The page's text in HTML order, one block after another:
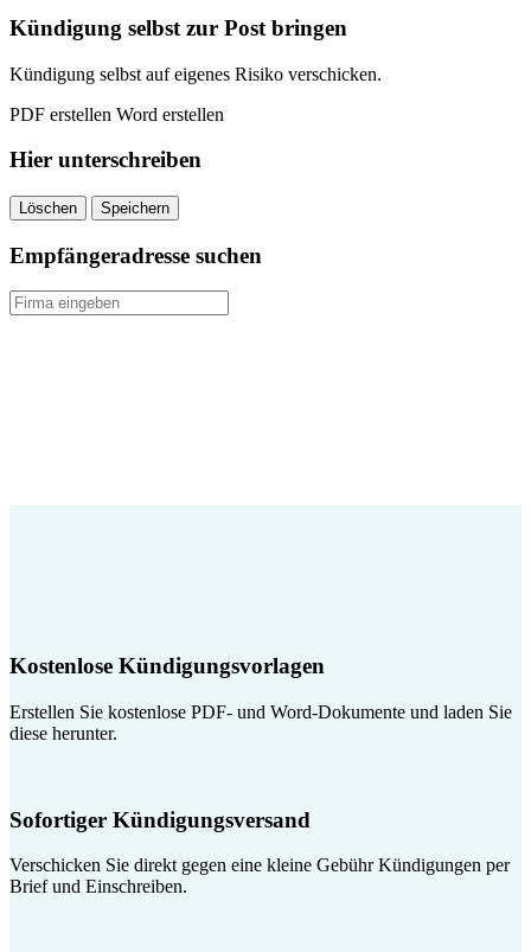
Kündigung selbst zur Post bringen
Kündigung selbst auf eigenes Risiko verschicken.
PDF erstellen Word erstellen
Hier unterschreiben
Löschen Speichern
Empfängeradresse suchen
Kostenlose Kündigungsvorlagen
Erstellen Sie kostenlose PDF- und Word-Dokumente und laden Sie
diese herunter.
Sofortiger Kündigungsversand
Verschicken Sie direkt gegen eine kleine Gebühr Kündigungen per
Brief und Einschreiben.